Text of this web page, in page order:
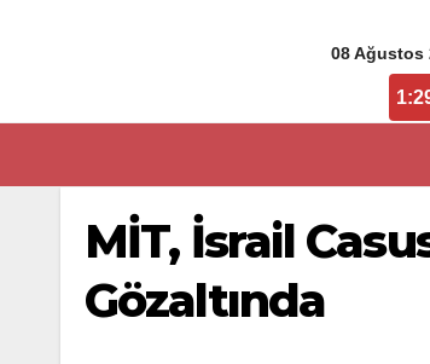
08 Ağustos
MİT, İsrail
Gözaltında